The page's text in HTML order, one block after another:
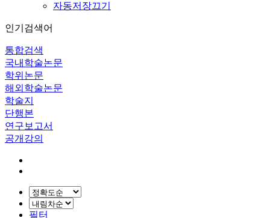
자동저장끄기
인기검색어
통합검색
국내학술논문
학위논문
해외학술논문
학술지
단행본
연구보고서
공개강의
필터